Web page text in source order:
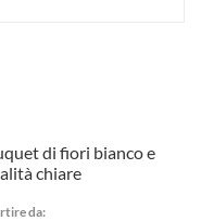
di fiori bianco e
chiare
da: